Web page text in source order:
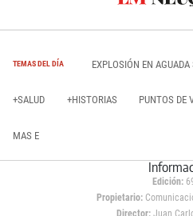
TEMAS DEL DÍA EXPLOSIÓN EN AGUADA
+SALUD +HISTORIAS PUNTOS DE
MAS E
Edición:
Propietario:
Director: Juan